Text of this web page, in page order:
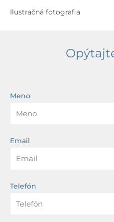
Ilustračná fotografia
Meno
Email
Telefón